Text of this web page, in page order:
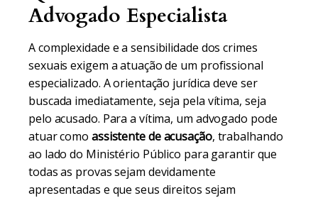
Advogado Especialista
A complexidade e a sensibilidade dos crimes
sexuais exigem a atuação de um profissional
especializado. A orientação jurídica deve ser
buscada imediatamente, seja pela vítima, seja
pelo acusado. Para a vítima, um advogado pode
atuar como assistente de acusação, trabalhando
ao lado do Ministério Público para garantir que
todas as provas sejam devidamente
apresentadas e que seus direitos sejam